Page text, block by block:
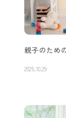
親子のため
2025.10.29